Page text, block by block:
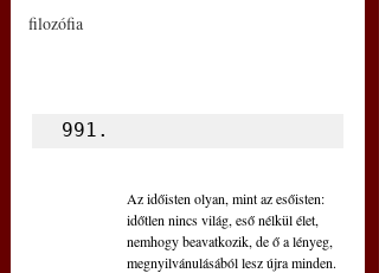
filozófia
991.
Az időisten olyan, mint az esőisten:
időtlen nincs világ, eső nélkül élet,
nemhogy beavatkozik, de ő a lényeg,
megnyilvánulásából lesz újra minden.